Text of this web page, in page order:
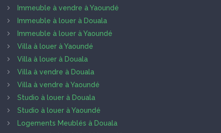
Immeuble à vendre à Yaoundé
Immeuble à louer à Douala
Immeuble à louer à Yaoundé
Villa à louer à Yaoundé
Villa à louer à Douala
Villa à vendre à Douala
Villa à vendre à Yaoundé
Studio à louer à Douala
Studio à louer à Yaoundé
Logements Meublés à Douala